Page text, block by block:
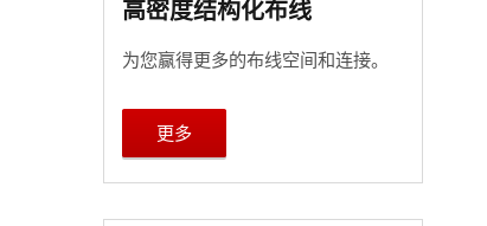
高密度结构化布线
为您赢得更多的布线空间和连接。
更多